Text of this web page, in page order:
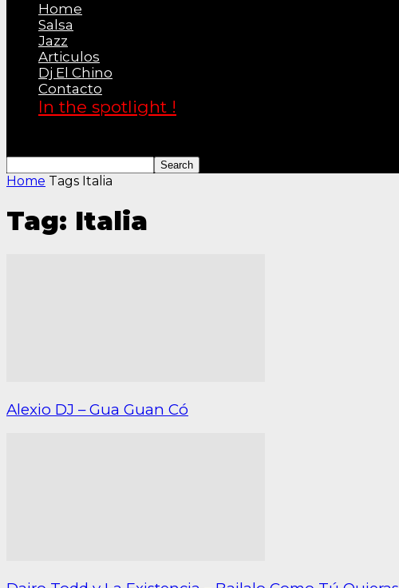
Home
Salsa
Jazz
Articulos
Dj El Chino
Contacto
In the spotlight !
Home Tags Italia
Tag: Italia
Alexio DJ – Gua Guan Có